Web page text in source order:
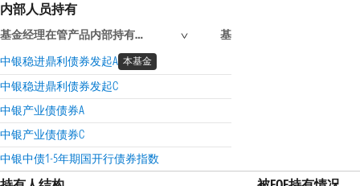
内部人员持有
基金经理在管产品内部持有信息 基金经理
中银稳进鼎利债券发起A 本基金
中银稳进鼎利债券发起C
中银产业债债券A
中银产业债债券C
中银中债1-5年期国开行债券指数